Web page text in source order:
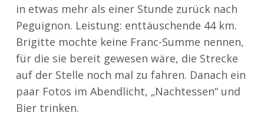
in etwas mehr als einer Stunde zurück nach
Peguignon. Leistung: enttäuschende 44 km.
Brigitte mochte keine Franc-Summe nennen,
für die sie bereit gewesen wäre, die Strecke
auf der Stelle noch mal zu fahren. Danach ein
paar Fotos im Abendlicht, „Nachtessen“ und
Bier trinken.